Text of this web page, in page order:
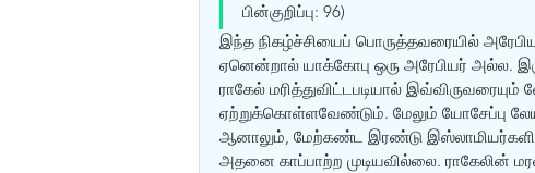
பின்குறிப்பு: 96)
இந்த நிகழ்ச்சியைப் பொருத்தவரையில்
ஏனென்றால் யாக்கோபு ஒரு அரேபியர் அல்ல.
ராகேல் மரித்துவிட்டபடியால்
ஏற்றுக்கொள்ளவேண்டும். மேலும் யோசேப்பு
ஆனாலும், மேற்கண்ட இரண்டு
அதனை காப்பாற்ற முடியவில்லை. ராகேலின்